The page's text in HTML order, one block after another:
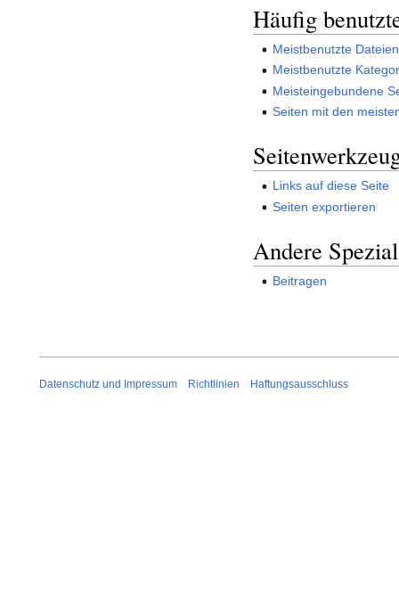
Häufig
Meistbenutzte Dateien
Meistbenutzte
Meisteingebundene
Seiten mit den
Links auf diese Seite
Seiten exportieren
Andere
Beitragen
Datenschutz und Impressum Richtlinien Haftungsausschluss